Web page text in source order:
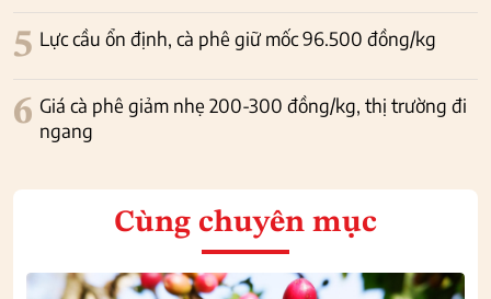
5 Lực cầu ổn định, cà phê giữ mốc 96.500 đồng/kg
6 Giá cà phê giảm nhẹ 200-300 đồng/kg, thị trường đi
ngang
Cùng chuyên mục